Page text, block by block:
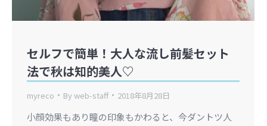
セルフで簡単！大人な流し前髪セット
法で秋は知的美人♡
myreco Byweb-staff 2018年8月28日
小顔効果もあり瞳の印象もかわると、今ダントツ人